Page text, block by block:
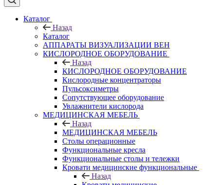
Каталог
Назад
Каталог
АППАРАТЫ ВИЗУАЛИЗАЦИИ ВЕН
КИСЛОРОДНОЕ ОБОРУДОВАНИЕ
Назад
КИСЛОРОДНОЕ ОБОРУДОВАНИЕ
Кислородные концентраторы
Пульсоксиметры
Сопутствующее оборудование
Увлажнители кислорода
МЕДИЦИНСКАЯ МЕБЕЛЬ
Назад
МЕДИЦИНСКАЯ МЕБЕЛЬ
Столы операционные
Функциональные кресла
Функциональные столы и тележки
Кровати медицинские функциональные
Назад